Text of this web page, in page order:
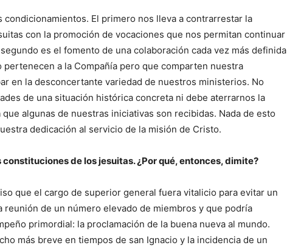
condicionamientos. El primero nos lleva a contrarrestar la
con la promoción de vocaciones que nos permitan continuar
es el fomento de una colaboración cada vez más definida
a la Compañía pero que comparten nuestra
en la desconcertante variedad de nuestros ministerios. No
de una situación histórica concreta ni debe aterrarnos la
algunas de nuestras iniciativas son recibidas. Nada de esto
dedicación al servicio de la misión de Cristo.
de los jesuitas. ¿Por qué, entonces, dimite?
que el cargo de superior general fuera vitalicio para evitar un
de un número elevado de miembros y que podría
primordial: la proclamación de la buena nueva al mundo.
más breve en tiempos de san Ignacio y la incidencia de un